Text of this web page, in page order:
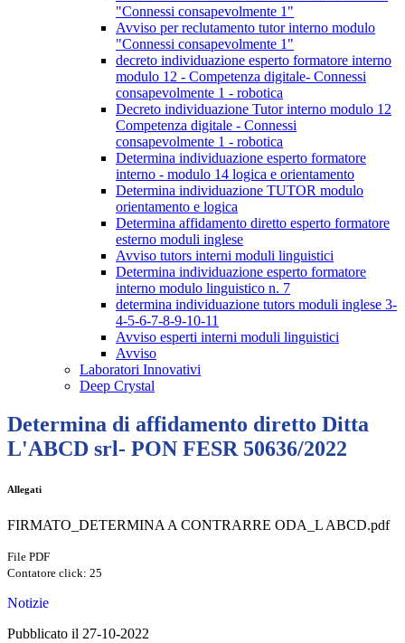
"Connessi consapevolmente 1"
Avviso per reclutamento tutor interno modulo
"Connessi consapevolmente 1"
decreto individuazione esperto formatore interno
modulo 12 - Competenza digitale- Connessi
consapevolmente 1 - robotica
Decreto individuazione Tutor interno modulo 12
Competenza digitale - Connessi
consapevolmente 1 - robotica
Determina individuazione esperto formatore
interno - modulo 14 logica e orientamento
Determina individuazione TUTOR modulo
orientamento e logica
Determina affidamento diretto esperto formatore
esterno moduli inglese
Avviso tutors interni moduli linguistici
Determina individuazione esperto formatore
interno modulo linguistico n. 7
determina individuazione tutors moduli inglese 3-
4-5-6-7-8-9-10-11
Avviso esperti interni moduli linguistici
Avviso
Laboratori Innovativi
Deep Crystal
Determina di affidamento diretto Ditta
L'ABCD srl- PON FESR 50636/2022
Allegati
FIRMATO_DETERMINA A CONTRARRE ODA_L ABCD.pdf
File PDF
Contatore click: 25
Notizie
Pubblicato il 27-10-2022